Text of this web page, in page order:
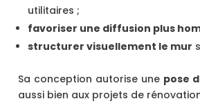
utilitaires ;
favoriser une diffusion plus
structurer visuellement le mur
Sa conception autorise une pose
aussi bien aux projets de